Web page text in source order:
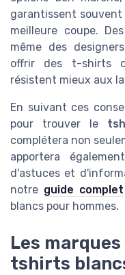
garantissent
meilleure coupe.
même des
offrir des t-shirts
résistent mieux aux
En suivant ces
pour trouver le
complétera non
apportera
d'astuces et
notre guide complet
blancs pour hommes.
Les
tshirts